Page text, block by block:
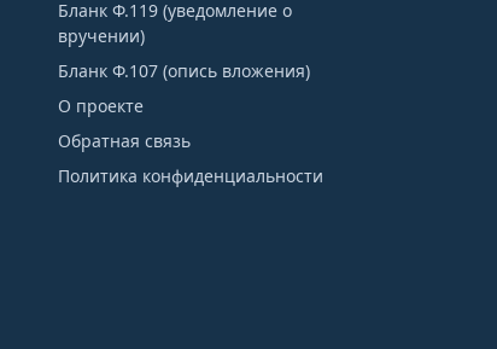
Бланк Ф.119 (уведомление о
вручении)
Бланк Ф.107 (опись вложения)
О проекте
Обратная связь
Политика конфиденциальности